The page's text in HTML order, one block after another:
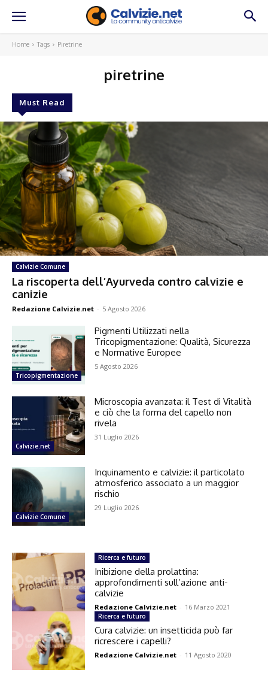
Home Tags Piretrine
piretrine
Must Read
Calvizie Comune
La riscoperta dell’Ayurveda contro calvizie e
canizie
Redazione Calvizie.net - 5 Agosto 2026
Tricopigmentazione
Pigmenti Utilizzati nella
Tricopigmentazione: Qualità, Sicurezza
e Normative Europee
5 Agosto 2026
Calvizie.net
Microscopia avanzata: il Test di Vitalità
e ciò che la forma del capello non
rivela
31 Luglio 2026
Calvizie Comune
Inquinamento e calvizie: il particolato
atmosferico associato a un maggior
rischio
29 Luglio 2026
Ricerca e futuro
Inibizione della prolattina:
approfondimenti sull’azione anti-
calvizie
Redazione Calvizie.net - 16 Marzo 2021
Ricerca e futuro
Cura calvizie: un insetticida può far
ricrescere i capelli?
Redazione Calvizie.net - 11 Agosto 2020